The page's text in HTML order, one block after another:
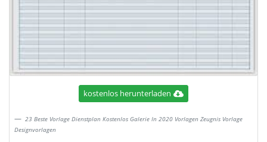
kostenlos herunterladen
23 Beste Vorlage Dienstplan Kostenlos Galerie In 2020 Vorlagen Zeugnis Vorlage
Designvorlagen